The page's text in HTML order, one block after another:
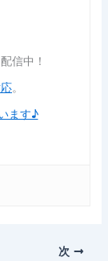
信中！
。
ます♪
次